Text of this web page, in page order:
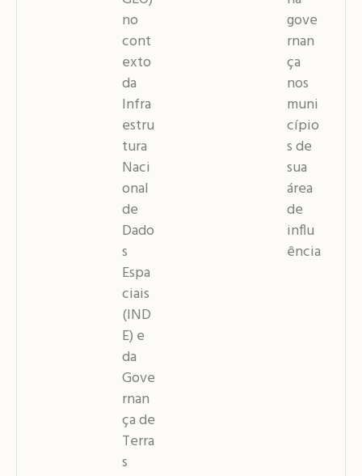
no
cont
exto
da
Infra
estru
tura
Naci
onal
de
Dado
s
Espa
ciais
(IND
E) e
da
Gove
rnan
ça de
Terra
s
gove
rnan
ça
nos
muni
cípio
s de
sua
área
de
influ
ência